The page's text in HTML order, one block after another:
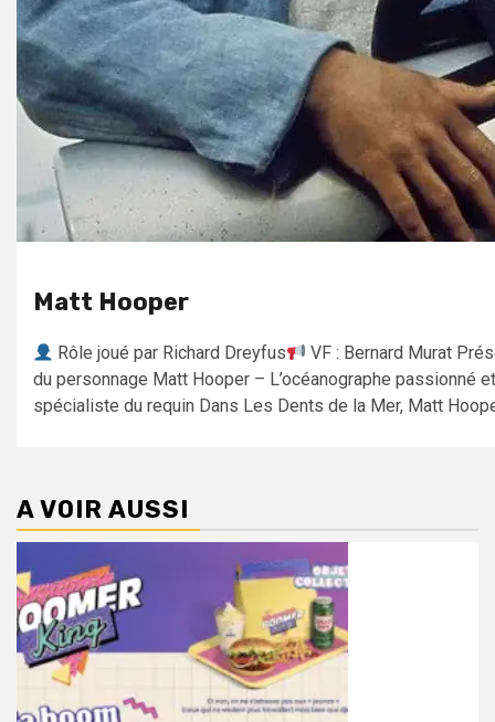
Matt Hooper
Rôle joué par Richard Dreyfus
VF : Bernard Murat
du personnage Matt Hooper – L’océanographe passionné et
spécialiste du requin Dans Les Dents de la Mer, Matt
A VOIR AUSSI